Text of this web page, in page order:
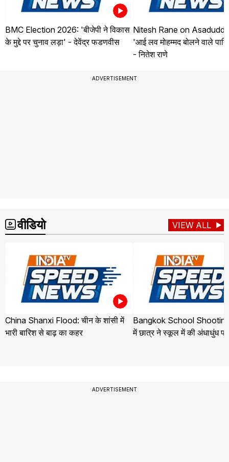
BMC Election 2026: 'बीजेपी ने विकास
के मुद्दे पर चुनाव लड़ा' - देवेंद्र फडणवीस
Nitesh Rane on
'आई लव मोहम्मद बोलने वाले
- नितेश राणे
ADVERTISEMENT
वीडियो VIEW ALL
China Shanxi Flood: चीन के शांसी में
भारी बारिश से बाढ़ का कहर
Bangkok School
में छात्र ने स्कूल में की अंधाधुंध
ADVERTISEMENT